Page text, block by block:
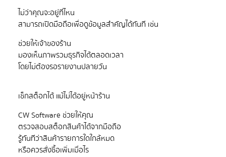
ไม่ว่าคุณจะอยู่ที่ไหน
ช่วยให้เจ้าของร้าน
มองเห็นภาพรวมธุรกิจได้ตลอดเวลา
CW Software ช่วยให้คุณ
ตรวจสอบสต็อกสินค้าได้จากมือถือ
รู้ทันทีว่าสินค้ารายการใดใกล้หมด
หรือควรสั่งซื้อเพิ่มเมื่อไร